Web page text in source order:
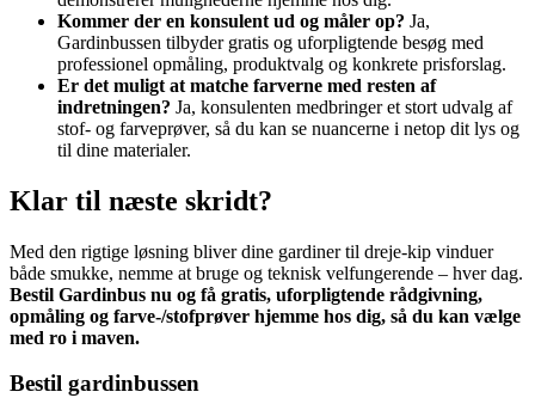
Kommer der en konsulent ud og måler op? Ja,
Gardinbussen tilbyder gratis og uforpligtende besøg med
professionel opmåling, produktvalg og konkrete prisforslag.
Er det muligt at matche farverne med resten af
indretningen? Ja, konsulenten medbringer et stort udvalg af
stof- og farveprøver, så du kan se nuancerne i netop dit lys og
til dine materialer.
Klar til næste skridt?
Med den rigtige løsning bliver dine gardiner til dreje-kip vinduer
både smukke, nemme at bruge og teknisk velfungerende – hver dag.
Bestil Gardinbus nu og få gratis, uforpligtende rådgivning,
opmåling og farve-/stofprøver hjemme hos dig, så du kan vælge
med ro i maven.
Bestil gardinbussen